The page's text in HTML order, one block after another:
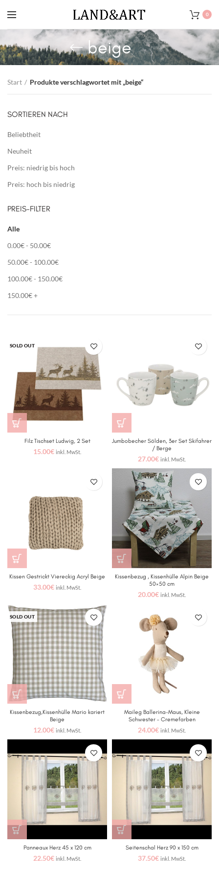
0
beige
Start Produkte verschlagwortet mit „beige“
SORTIEREN NACH
Beliebtheit
Neuheit
Preis: niedrig bis hoch
Preis: hoch bis niedrig
PREIS-FILTER
Alle
0.00€- 50.00€
50.00€- 100.00€
100.00€- 150.00€
150.00€+
SOLD OUT
Filz Tischset Ludwig, 2 Set
15.00€ inkl. MwSt.
Jumbobecher Sölden, 3er Set Skifahrer
/ Berge
27.00€ inkl. MwSt.
Kissen Gestrickt Viereckig Acryl Beige
33.00€ inkl. MwSt.
Kissenbezug , Kissenhülle Alpin Beige
50×50 cm
20.00€ inkl. MwSt.
SOLD OUT
Kissenbezug,Kissenhülle Mario kariert
Beige
12.00€ inkl. MwSt.
Maileg Ballerina-Maus, Kleine
Schwester – Cremefarben
24.00€ inkl. MwSt.
Panneaux Herz 45 x 120 cm
22.50€ inkl. MwSt.
Seitenschal Herz 90 x 150 cm
37.50€ inkl. MwSt.